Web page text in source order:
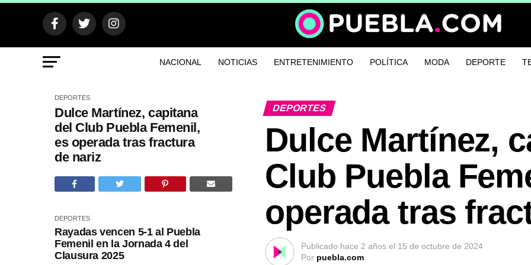
NACIONAL NOTICIAS ENTRETENIMIENTO POLÍTICA MODA DEPORTE
DEPORTES
Dulce Martínez, capitana
del Club Puebla Femenil,
es operada tras fractura
de nariz
DEPORTES
Rayadas vencen 5-1 al Puebla
Femenil en la Jornada 4 del
Clausura 2025
DEPORTES
Dulce Martínez,
Club Puebla
operada tras
Publicado hace 2 años el 15 de octubre de 2024
Por puebla.com